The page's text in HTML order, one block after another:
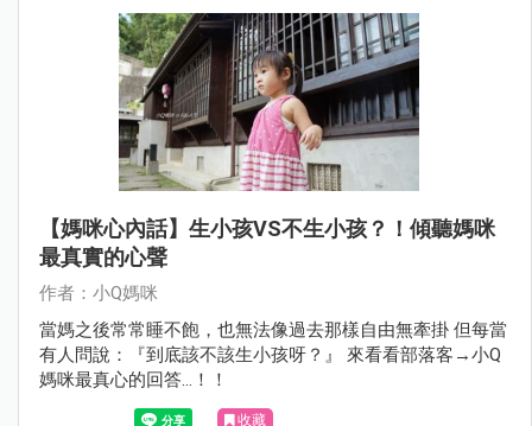
【媽咪心內話】生小孩VS不生小孩？！傾聽媽咪
最真實的心聲
作者：小Q媽咪
當媽之後常常睡不飽，也無法像過去那樣自由無牽掛 但每當
有人問說：『到底該不該生小孩呀？』 來看看部落客→小Q
媽咪最真心的回答…！！
收藏